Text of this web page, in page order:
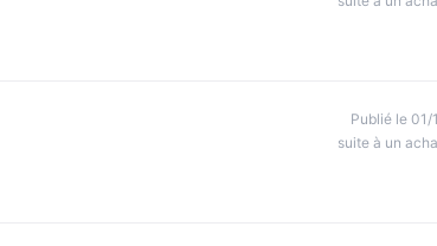
Publié le 01/
suite à un